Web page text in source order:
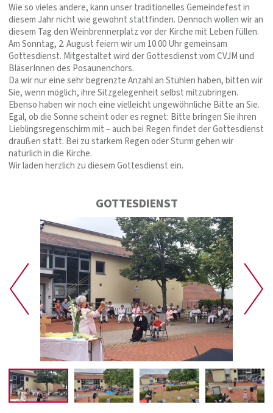
Wie so vieles andere, kann unser traditionelles Gemeindefest in
diesem Jahr nicht wie gewohnt stattfinden. Dennoch wollen wir an
diesem Tag den Weinbrennerplatz vor der Kirche mit Leben füllen.
Am Sonntag, 2. August feiern wir um 10.00 Uhr gemeinsam
Gottesdienst. Mitgestaltet wird der Gottesdienst vom CVJM und
BläserInnen des Posaunenchors.
Da wir nur eine sehr begrenzte Anzahl an Stühlen haben, bitten wir
Sie, wenn möglich, ihre Sitzgelegenheit selbst mitzubringen.
Ebenso haben wir noch eine vielleicht ungewöhnliche Bitte an Sie.
Egal, ob die Sonne scheint oder es regnet: Bitte bringen Sie ihren
Lieblingsregenschirm mit – auch bei Regen findet der Gottesdienst
draußen statt. Bei zu starkem Regen oder Sturm gehen wir
natürlich in die Kirche.
Wir laden herzlich zu diesem Gottesdienst ein.
GOTTESDIENST